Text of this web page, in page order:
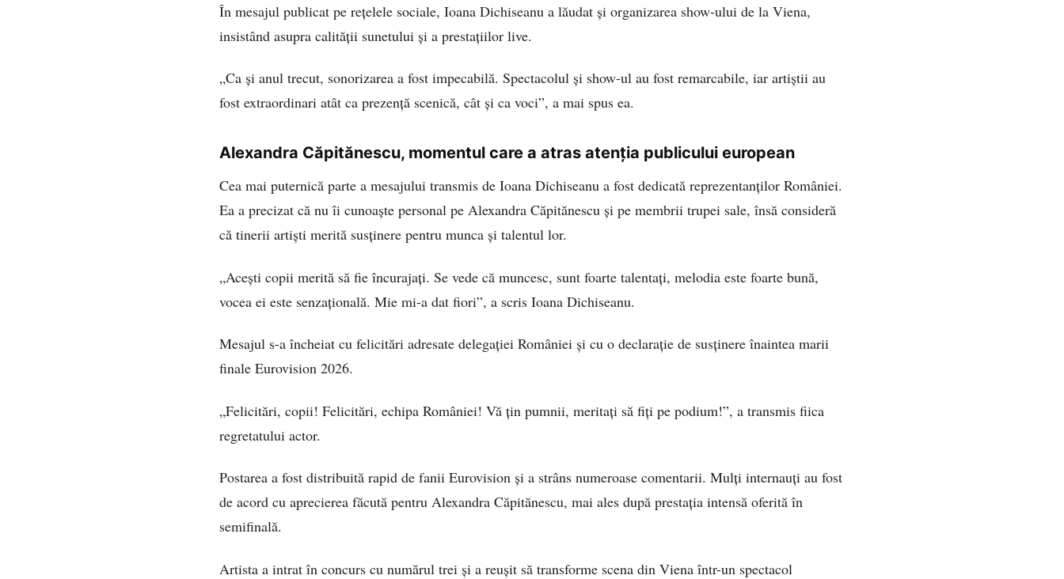
În mesajul publicat pe rețelele sociale, Ioana Dichiseanu a lăudat și organizarea show-ului de la Viena,
insistând asupra calității sunetului și a prestațiilor live.
„Ca și anul trecut, sonorizarea a fost impecabilă. Spectacolul și show-ul au fost remarcabile, iar artiștii au
fost extraordinari atât ca prezență scenică, cât și ca voci”, a mai spus ea.
Alexandra Căpitănescu, momentul care a atras atenția publicului european
Cea mai puternică parte a mesajului transmis de Ioana Dichiseanu a fost dedicată reprezentanților României.
Ea a precizat că nu îi cunoaște personal pe Alexandra Căpitănescu și pe membrii trupei sale, însă consideră
că tinerii artiști merită susținere pentru munca și talentul lor.
„Acești copii merită să fie încurajați. Se vede că muncesc, sunt foarte talentați, melodia este foarte bună,
vocea ei este senzațională. Mie mi-a dat fiori”, a scris Ioana Dichiseanu.
Mesajul s-a încheiat cu felicitări adresate delegației României și cu o declarație de susținere înaintea marii
finale Eurovision 2026.
„Felicitări, copii! Felicitări, echipa României! Vă țin pumnii, meritați să fiți pe podium!”, a transmis fiica
regretatului actor.
Postarea a fost distribuită rapid de fanii Eurovision și a strâns numeroase comentarii. Mulți internauți au fost
de acord cu aprecierea făcută pentru Alexandra Căpitănescu, mai ales după prestația intensă oferită în
semifinală.
Artista a intrat în concurs cu numărul trei și a reușit să transforme scena din Viena într-un spectacol